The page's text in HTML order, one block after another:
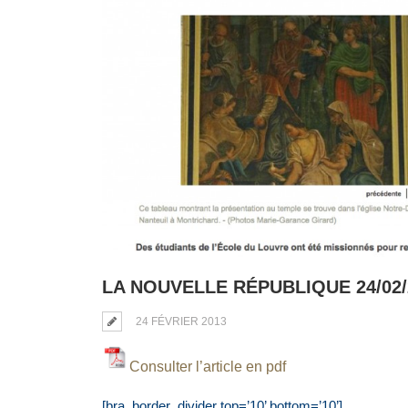
LA NOUVELLE RÉPUBLIQUE 24/
24 FÉVRIER 2013
Consulter l’article en pdf